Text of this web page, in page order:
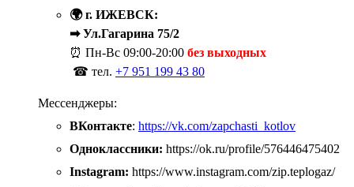
🌍 г. ИЖЕВСК:
➡ Ул.Гагарина 75/2
⏰ Пн-Вс 09:00-20:00 без выходных
☎ тел. +7 951 199 43 80
Мессенджеры:
ВКонтакте: https://vk.com/zapchasti_kotlov
Одноклассники: https://ok.ru/profile/576446475402
Instagram: https://www.instagram.com/zip.teplogaz/